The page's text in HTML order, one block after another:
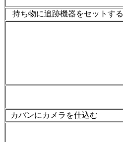
持ち物に追跡機器をセットする
カバンにカメラを仕込む